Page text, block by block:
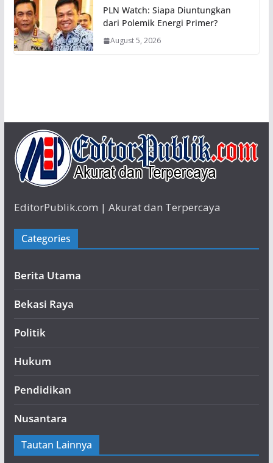
PLN Watch: Siapa Diuntungkan
dari Polemik Energi Primer?
August 5, 2026
EditorPublik.com | Akurat dan Terpercaya
Categories
Berita Utama
Bekasi Raya
Politik
Hukum
Pendidikan
Nusantara
Tautan Lainnya